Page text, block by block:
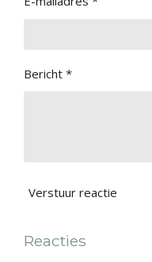
Bericht *
Verstuur reactie
Reacties